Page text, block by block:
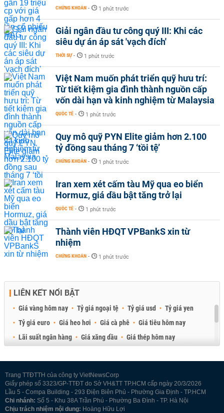
CHỨNG KHOÁN - 1 phút trước
Giải ngân đầu tư công quý III: Khi các
siêu dự án áp sát 'vạch đích'
THỜI SỰ - 1 phút trước
Việt Nam muốn phát triển quỹ hưu trí:
Từ tiết kiệm gia đình thành nguồn cấp
vốn dài hạn và kinh nghiệm từ Malaysia
QUỐC TẾ - 1 phút trước
Quy mô quỹ PYN Elite giảm hơn 2.100
tỷ đồng sau tháng 7 ‘tồi tệ’
CHỨNG KHOÁN - 1 phút trước
Iran xem xét cấm tàu Mỹ qua eo biển
Hormuz, giá dầu bật tăng trở lại
QUỐC TẾ - 1 phút trước
Thành viên HĐQT VPBankS xin từ
nhiệm
CHỨNG KHOÁN - 1 phút trước
LIÊN KẾT NỔI BẬT
Giá vàng hôm nay Tỷ giá ngoại tệ Tỷ giá usd
Tỷ giá yen
Tỷ giá euro
Giá heo hơi Giá cà phê
Giá tiêu hôm nay
Lãi suất ngân hàng
Giá xăng dầu
Giá thép hôm nay
Trang TTĐTTH của công ty VietNewsCorp
Giấy phép số 3323/GP-TTĐT do Sở VH&TT TP.HCM cấp ngày 20/3/2026
Lầu 5 - Compa Building - 293 Điện Biên Phủ - Phường Gia Định - TP.HCM
Chi nhánh: Số 5 - Khu 38A Trần Phú - Phường Ba Đình - TP. Hà Nội
Chịu trách nhiệm nội dung: Hoàng Hữu Lợi